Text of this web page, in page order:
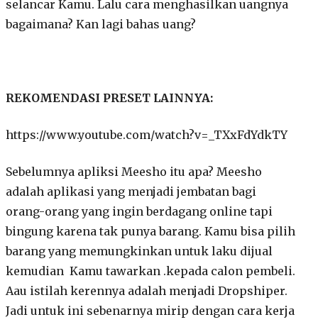
selancar Kamu. Lalu cara menghasilkan uangnya
bagaimana? Kan lagi bahas uang?
REKOMENDASI PRESET LAINNYA:
https://www.youtube.com/watch?v=_TXxFdYdkTY
Sebelumnya apliksi Meesho itu apa? Meesho
adalah aplikasi yang menjadi jembatan bagi
orang-orang yang ingin berdagang online tapi
bingung karena tak punya barang. Kamu bisa pilih
barang yang memungkinkan untuk laku dijual
kemudian Kamu tawarkan .kepada calon pembeli.
Aau istilah kerennya adalah menjadi Dropshiper.
Jadi untuk ini sebenarnya mirip dengan cara kerja